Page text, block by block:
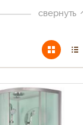
свернуть